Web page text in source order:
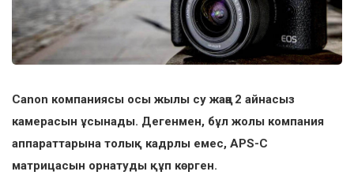
Canon компаниясы осы жылы су жаңа 2 айнасыз
камерасын ұсынады. Дегенмен, бұл жолы компания
аппараттарына толық кадрлы емес, APS-C
матрицасын орнатуды құп көрген.